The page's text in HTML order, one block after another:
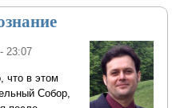
23:07
что в этом
Собор,